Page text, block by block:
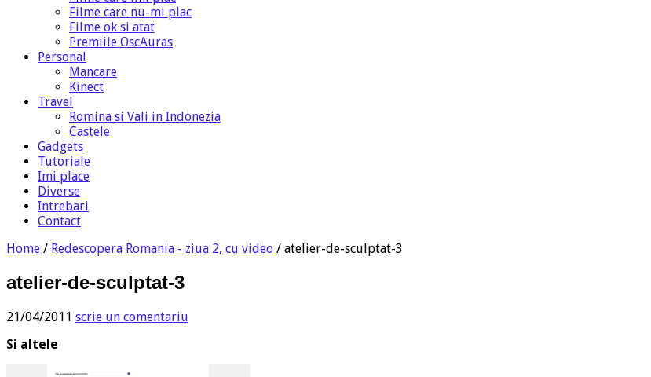
Filme care nu-mi plac
Filme ok si atat
Premiile OscAuras
Personal
Mancare
Kinect
Travel
Romina si Vali in Indonezia
Castele
Gadgets
Tutoriale
Imi place
Diverse
Intrebari
Contact
Home / Redescopera Romania - ziua 2, cu video / atelier-de-sculptat-3
atelier-de-sculptat-3
21/04/2011 scrie un comentariu
Si altele